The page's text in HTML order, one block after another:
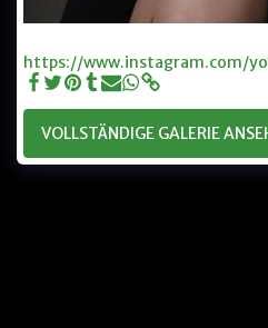
https://www.instagram.com/
VOLLSTÄNDIGE GALERIE